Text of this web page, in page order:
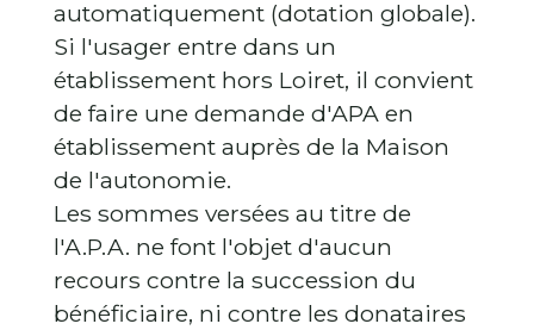
automatiquement (dotation globale).
Si l'usager entre dans un
établissement hors Loiret, il convient
de faire une demande d'APA en
établissement auprès de la Maison
de l'autonomie.
Les sommes versées au titre de
l'A.P.A. ne font l'objet d'aucun
recours contre la succession du
bénéficiaire, ni contre les donataires